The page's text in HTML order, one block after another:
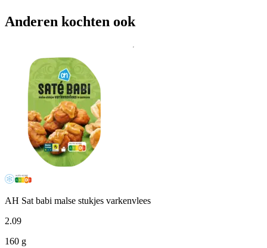
Anderen kochten ook
AH Sat babi malse stukjes varkenvlees
2.09
160 g